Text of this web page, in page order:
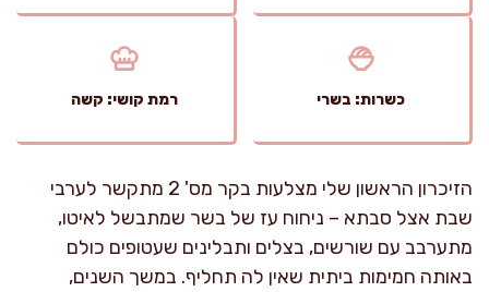
כשרות: בשרי רמת קושי: קשה
הזיכרון הראשון שלי מצלעות בקר מס' 2 מתקשר לערבי
שבת אצל סבתא – ניחוח עז של בשר שמתבשל לאיטו,
מתערבב עם שורשים, בצלים ותבלינים שעטופים כולם
באותה חמימות ביתית שאין לה תחליף. במשך השנים,